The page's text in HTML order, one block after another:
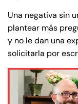
Una negativa sin
plantear más
y no le dan una
solicitarla por